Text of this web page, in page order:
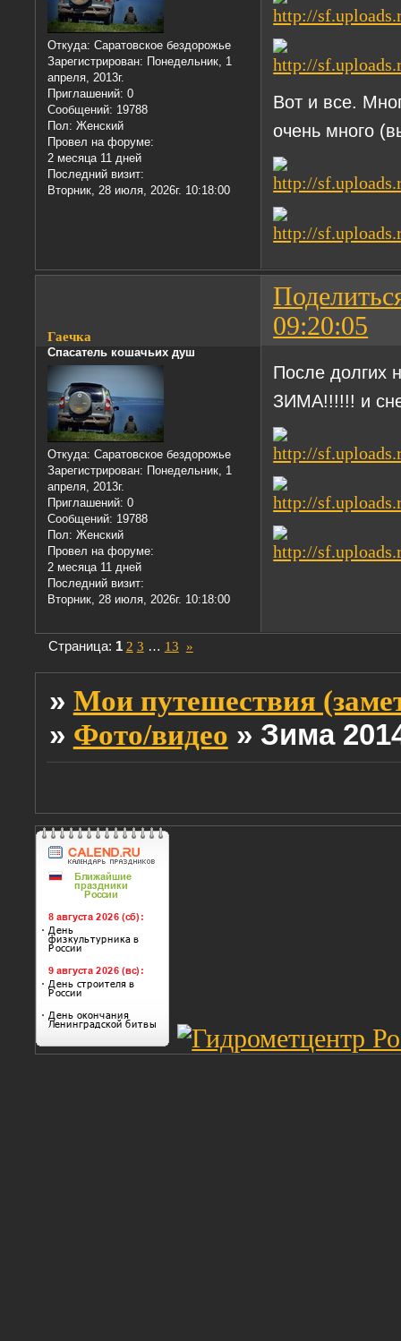
Откуда: Саратовское бездорожье
Зарегистрирован: Понедельник, 1
апреля, 2013г.
Приглашений: 0
Сообщений: 19788
Пол: Женский
Провел на форуме:
2 месяца 11 дней
Последний визит:
Вторник, 28 июля, 2026г. 10:18:00
Вот и все.
очень много
09:20:05
Гаечка
Спасатель кошачьих душ
Откуда: Саратовское бездорожье
Зарегистрирован: Понедельник, 1
апреля, 2013г.
Приглашений: 0
Сообщений: 19788
Пол: Женский
Провел на форуме:
2 месяца 11 дней
Последний визит:
Вторник, 28 июля, 2026г. 10:18:00
После долгих
ЗИМА!!!!!! и
Страница: 1 2 3 … 13 »
» Мои путешествия
» Фото/видео » Зима